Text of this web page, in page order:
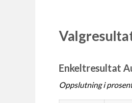
Enkeltresultat
Oppslutning i